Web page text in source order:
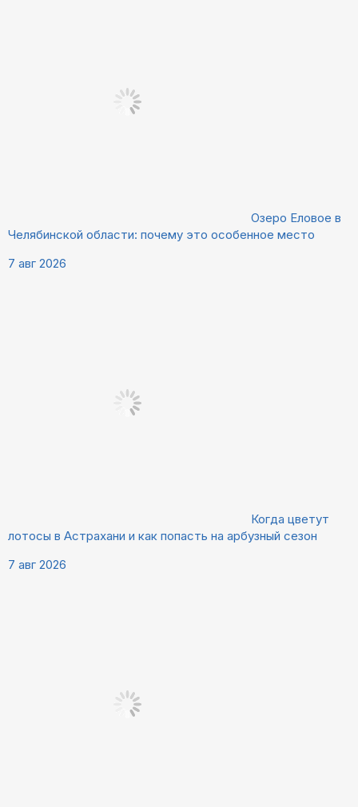
Озеро Еловое в
Челябинской области: почему это особенное место
7 авг 2026
Когда цветут
лотосы в Астрахани и как попасть на арбузный сезон
7 авг 2026